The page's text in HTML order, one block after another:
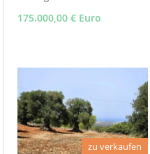
175.000,00 € Euro
zu verkaufen